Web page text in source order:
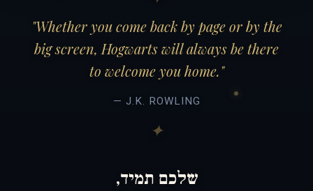
"Whether you come back by page or by the
big screen, Hogwarts will always be there
to welcome you home."
— J.K. ROWLING
שלכם תמיד,